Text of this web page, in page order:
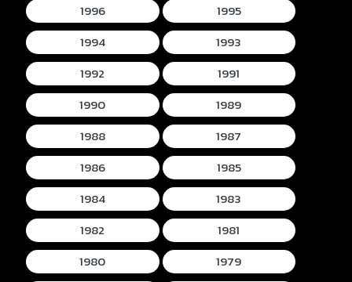
1996
1995
1994
1993
1992
1991
1990
1989
1988
1987
1986
1985
1984
1983
1982
1981
1980
1979